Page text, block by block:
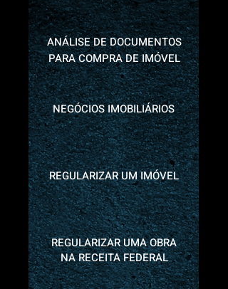
NEGÓCIOS IMOBILIÁRIOS
REGULARIZAR UM IMÓVEL
REGULARIZAR UMA OBRA
NA RECEITA FEDERAL
ANÁLISE DE DOCUMENTOS
PARA COMPRA DE IMÓVEL